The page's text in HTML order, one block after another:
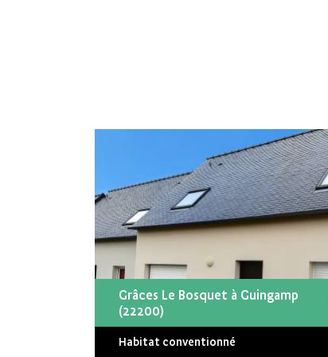
Grâces Le Bosquet à Guingamp
(22200)
Habitat conventionné